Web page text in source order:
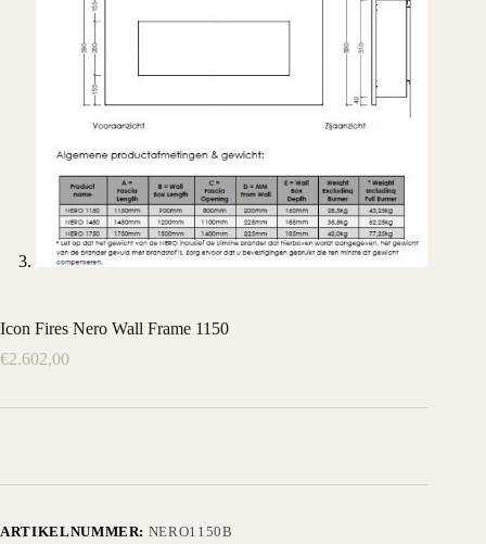
Icon Fires Nero Wall Frame 1150
€2.602,00
ARTIKELNUMMER: NERO1150B